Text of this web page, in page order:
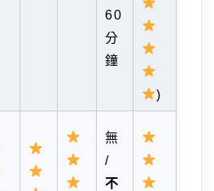
60
分
鐘
)
無
/
不